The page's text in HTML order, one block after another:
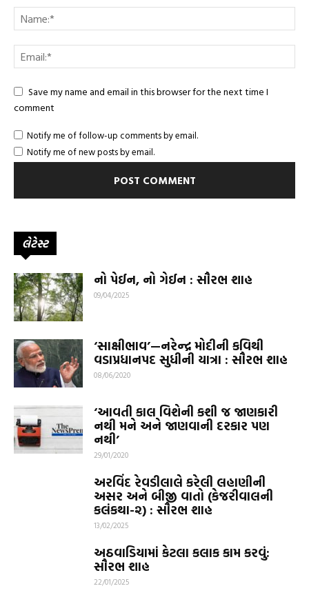
Save my name and email in this browser for the next time I
comment
Notify me of follow-up comments by email.
Notify me of new posts by email.
લેટેસ્ટ
નો પેઈન, નો ગેઈન : સૌરભ શાહ
09/04/2025
‘સાક્ષીભાવ’—નરેન્દ્ર મોદીની કવિથી
વડાપ્રધાનપદ સુધીની યાત્રા : સૌરભ શાહ
08/06/2020
‘આવતી કાલ વિશેની કશી જ જાણકારી
નથી મને અને જાણવાની દરકાર પણ
નથી’
29/01/2020
અરવિંદ રેવડીલાલે કરેલી લહાણીની
અસર અને બીજી વાતો (કેજરીવાલની
કલંકથા-૨) : સૌરભ શાહ
13/02/2025
અઠવાડિયામાં કેટલા કલાક કામ કરવું:
સૌરભ શાહ
22/01/2025